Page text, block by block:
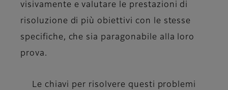
visivamente e valutare le prestazioni di
risoluzione di più obiettivi con le stesse
specifiche, che sia paragonabile alla loro
prova.
Le chiavi per risolvere questi problemi